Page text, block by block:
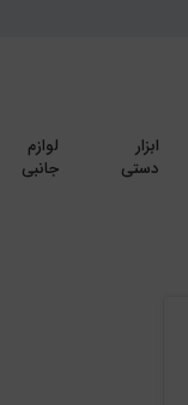
ابزار
دستی
لوازم
جانبی